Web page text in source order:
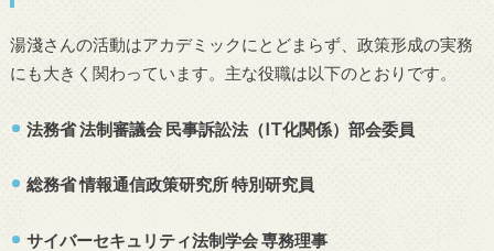
湯淺さんの活動はアカデミックにとどまらず、政策形成の実務
にも大きく関わっています。主な役職は以下のとおりです。
法務省 法制審議会 民事訴訟法（IT化関係）部会委員
総務省 情報通信政策研究所 特別研究員
サイバーセキュリティ法制学会 専務理事